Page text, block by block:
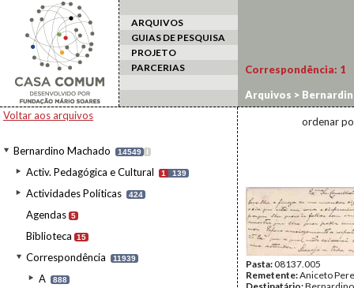
ARQUIVOS
GUIAS DE PESQUISA
PROJETO
PARCERIAS
Voltar aos arquivos
Bernardino Machado 14549 I
Activ. Pedagógica e Cultural 1 139
Actividades Políticas 424
Agendas 5
Biblioteca 15
Correspondência 11939
A 888
Correspondência: 1
Arquivos >
ordenar
Pasta:08137.005
Remetente:Aniceto